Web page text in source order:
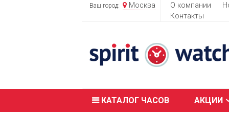
Ваш город: Москва О компании
Контакты
КАТАЛОГ ЧАСОВ АКЦИИ